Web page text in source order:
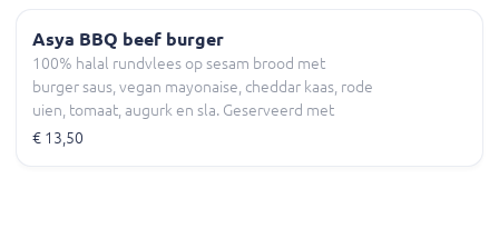
Asya BBQ beef burger
100% halal rundvlees op sesam brood met
burger saus, vegan mayonaise, cheddar kaas, rode
uien, tomaat, augurk en sla. Geserveerd met
patat.
€ 13,50